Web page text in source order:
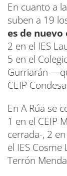
En cuanto a
suben a 19
es de
2 en el IES
5 en el
Gurriarán
CEIP
En A Rúa se
1 en el CEIP
cerrada-, 2
el IES Cosme
Terrón